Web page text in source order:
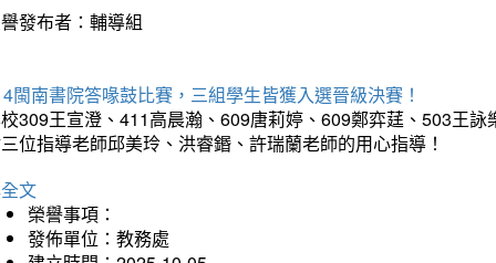
發布者：輔導組
閩南書院答喙鼓比賽，三組學生皆獲入選晉級決賽！
309王宣澄、411高晨瀚、609唐莉婷、609鄭弈莛、503王
位指導老師邱美玲、洪睿鍲、許瑞蘭老師的用心指導！
文
榮譽事項：
發佈單位：教務處